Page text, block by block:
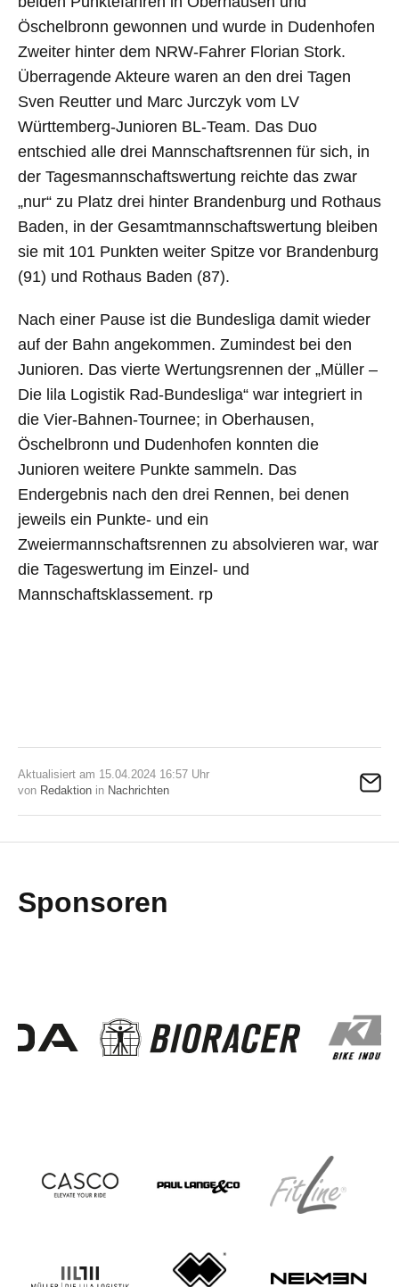
Öschelbronn gewonnen und wurde in Dudenhofen
Zweiter hinter dem NRW-Fahrer Florian Stork.
Überragende Akteure waren an den drei Tagen
Sven Reutter und Marc Jurczyk vom LV
Württemberg-Junioren BL-Team. Das Duo
entschied alle drei Mannschaftsrennen für sich, in
der Tagesmannschaftswertung reichte das zwar
„nur“ zu Platz drei hinter Brandenburg und Rothaus
Baden, in der Gesamtmannschaftswertung bleiben
sie mit 101 Punkten weiter Spitze vor Brandenburg
(91) und Rothaus Baden (87).
Nach einer Pause ist die Bundesliga damit wieder
auf der Bahn angekommen. Zumindest bei den
Junioren. Das vierte Wertungsrennen der „Müller –
Die lila Logistik Rad-Bundesliga“ war integriert in
die Vier-Bahnen-Tournee; in Oberhausen,
Öschelbronn und Dudenhofen konnten die
Junioren weitere Punkte sammeln. Das
Endergebnis nach den drei Rennen, bei denen
jeweils ein Punkte- und ein
Zweiermannschaftsrennen zu absolvieren war, war
die Tageswertung im Einzel- und
Mannschaftsklassement. rp
Aktualisiert am 15.04.2024 16:57 Uhr
von Redaktion in Nachrichten
Sponsoren